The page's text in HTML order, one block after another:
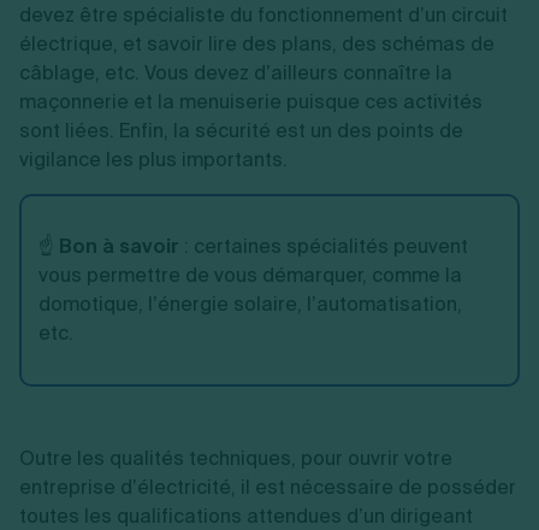
devez être spécialiste du fonctionnement d’un circuit
électrique, et savoir lire des plans, des schémas de
câblage, etc. Vous devez d’ailleurs connaître la
maçonnerie et la menuiserie puisque ces activités
sont liées. Enfin, la sécurité est un des points de
vigilance les plus importants.
☝️ Bon à savoir : certaines spécialités peuvent
vous permettre de vous démarquer, comme la
domotique, l’énergie solaire, l’automatisation,
etc.
Outre les qualités techniques, pour ouvrir votre
entreprise d’électricité, il est nécessaire de posséder
toutes les qualifications attendues d’un dirigeant